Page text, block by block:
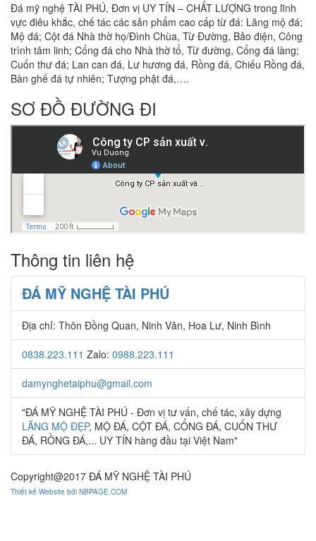
Đá mỹ nghệ TÀI PHÚ, Đơn vị UY TÍN – CHẤT LƯỢNG trong lĩnh
vực điêu khắc, chế tác các sản phẩm cao cấp từ đá: Lăng mộ đá;
Mộ đá; Cột đá Nhà thờ họ/Đình Chùa, Từ Đường, Bảo điện, Công
trình tâm linh; Cổng đá cho Nhà thờ tổ, Từ đường, Cổng đá làng;
Cuốn thư đá; Lan can đá, Lư hương đá, Rồng đá, Chiếu Rồng đá,
Bàn ghế đá tự nhiên; Tượng phật đá,….
SƠ ĐỒ ĐƯỜNG ĐI
Thông tin liên hệ
ĐÁ MỸ NGHỆ TÀI PHÚ
Địa chỉ: Thôn Đồng Quan, Ninh Vân, Hoa Lư, Ninh Bình
0838.223.111 Zalo: 0988.223.111
damynghetaiphu@gmail.com
"ĐÁ MỸ NGHỆ TÀI PHÚ - Đơn vị tư vấn, chế tác, xây dựng
LĂNG MỘ ĐẸP, MỘ ĐÁ, CỘT ĐÁ, CỔNG ĐÁ, CUỐN THƯ
ĐÁ, RỒNG ĐÁ,... UY TÍN hàng đầu tại Việt Nam"
Copyright@2017 ĐÁ MỸ NGHỆ TÀI PHÚ
Thiết kế Website bởi NBPAGE.COM